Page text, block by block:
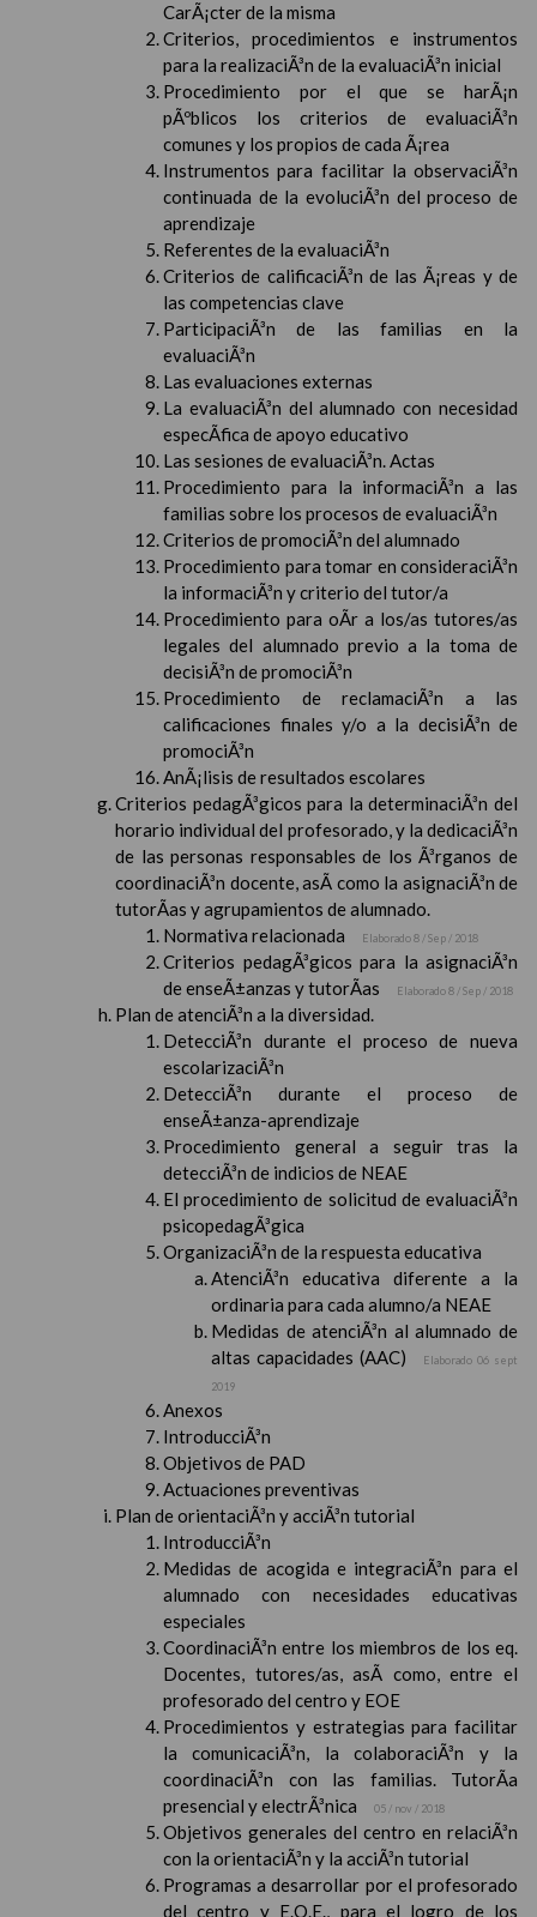
CarÃ¡cter de la misma
Criterios, procedimientos e instrumentos
para la realizaciÃ³n de la evaluaciÃ³n inicial
Procedimiento por el que se harÃ¡n
pÃºblicos los criterios de evaluaciÃ³n
comunes y los propios de cada Ã¡rea
Instrumentos para facilitar la observaciÃ³n
continuada de la evoluciÃ³n del proceso de
aprendizaje
Referentes de la evaluaciÃ³n
Criterios de calificaciÃ³n de las Ã¡reas y de
las competencias clave
ParticipaciÃ³n de las familias en la
evaluaciÃ³n
Las evaluaciones externas
La evaluaciÃ³n del alumnado con necesidad
especÃ­fica de apoyo educativo
Las sesiones de evaluaciÃ³n. Actas
Procedimiento para la informaciÃ³n a las
familias sobre los procesos de evaluaciÃ³n
Criterios de promociÃ³n del alumnado
Procedimiento para tomar en consideraciÃ³n
la informaciÃ³n y criterio del tutor/a
Procedimiento para oÃ­r a los/as tutores/as
legales del alumnado previo a la toma de
decisiÃ³n de promociÃ³n
Procedimiento de reclamaciÃ³n a las
calificaciones finales y/o a la decisiÃ³n de
promociÃ³n
AnÃ¡lisis de resultados escolares
Criterios pedagÃ³gicos para la determinaciÃ³n del
horario individual del profesorado, y la dedicaciÃ³n
de las personas responsables de los Ã³rganos de
coordinaciÃ³n docente, asÃ­ como la asignaciÃ³n de
tutorÃ­as y agrupamientos de alumnado.
Normativa relacionada
Elaborado 8 / Sep / 2018
Criterios pedagÃ³gicos para la asignaciÃ³n
de enseÃ±anzas y tutorÃ­as
Elaborado 8 / Sep / 2018
Plan de atenciÃ³n a la diversidad.
DetecciÃ³n durante el proceso de nueva
escolarizaciÃ³n
DetecciÃ³n durante el proceso de
enseÃ±anza-aprendizaje
Procedimiento general a seguir tras la
detecciÃ³n de indicios de NEAE
El procedimiento de solicitud de evaluaciÃ³n
psicopedagÃ³gica
OrganizaciÃ³n de la respuesta educativa
AtenciÃ³n educativa diferente a la
ordinaria para cada alumno/a NEAE
Medidas de atenciÃ³n al alumnado de
altas capacidades (AAC)
Elaborado 06 sept
2019
Anexos
IntroducciÃ³n
Objetivos de PAD
Actuaciones preventivas
Plan de orientaciÃ³n y acciÃ³n tutorial
IntroducciÃ³n
Medidas de acogida e integraciÃ³n para el
alumnado con necesidades educativas
especiales
CoordinaciÃ³n entre los miembros de los eq.
Docentes, tutores/as, asÃ­ como, entre el
profesorado del centro y EOE
Procedimientos y estrategias para facilitar
la comunicaciÃ³n, la colaboraciÃ³n y la
coordinaciÃ³n con las familias. TutorÃ­a
presencial y electrÃ³nica
05 / nov / 2018
Objetivos generales del centro en relaciÃ³n
con la orientaciÃ³n y la acciÃ³n tutorial
Programas a desarrollar por el profesorado
del centro y E.O.E., para el logro de los